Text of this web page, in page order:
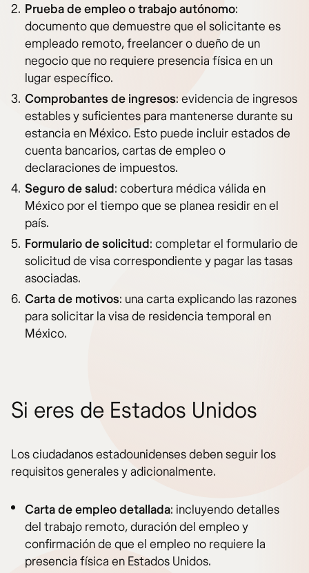
Prueba de empleo o trabajo autónomo:
documento que demuestre que el solicitante es
empleado remoto, freelancer o dueño de un
negocio que no requiere presencia física en un
lugar específico.
Comprobantes de ingresos: evidencia de ingresos
estables y suficientes para mantenerse durante su
estancia en México. Esto puede incluir estados de
cuenta bancarios, cartas de empleo o
declaraciones de impuestos.
Seguro de salud: cobertura médica válida en
México por el tiempo que se planea residir en el
país.
Formulario de solicitud: completar el formulario de
solicitud de visa correspondiente y pagar las tasas
asociadas.
Carta de motivos: una carta explicando las razones
para solicitar la visa de residencia temporal en
México.
Si eres de Estados Unidos
Los ciudadanos estadounidenses deben seguir los
requisitos generales y adicionalmente.
Carta de empleo detallada: incluyendo detalles
del trabajo remoto, duración del empleo y
confirmación de que el empleo no requiere la
presencia física en Estados Unidos.